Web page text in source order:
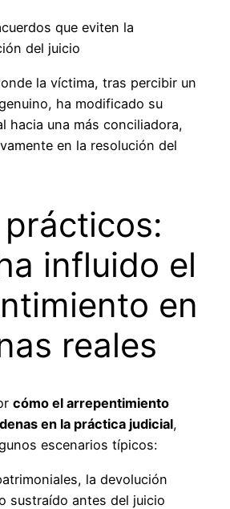
que eviten la
del juicio
la víctima, tras percibir un
ha modificado su
hacia una más conciliadora,
en la resolución del
influido el
en
reales
cómo el arrepentimiento
en la práctica judicial,
escenarios típicos:
la devolución
sustraído antes del juicio